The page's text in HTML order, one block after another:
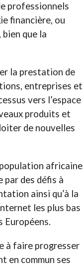
professionnels
financière, ou
que la
la prestation de
entreprises et
vers l’espace
produits et
de nouvelles
africaine
des défis à
ainsi qu’à la
les plus bas
Européens.
à faire progresser
en commun ses